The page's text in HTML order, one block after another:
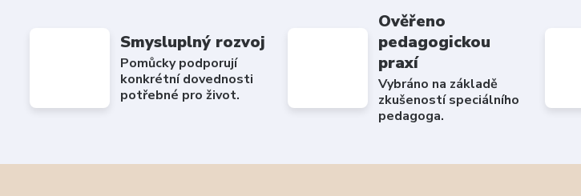
Smysluplný rozvoj
Pomůcky podporují
konkrétní dovednosti
potřebné pro život.
Ověřeno
pedagogickou
praxí
Vybráno na základě
zkušeností speciálního
pedagoga.